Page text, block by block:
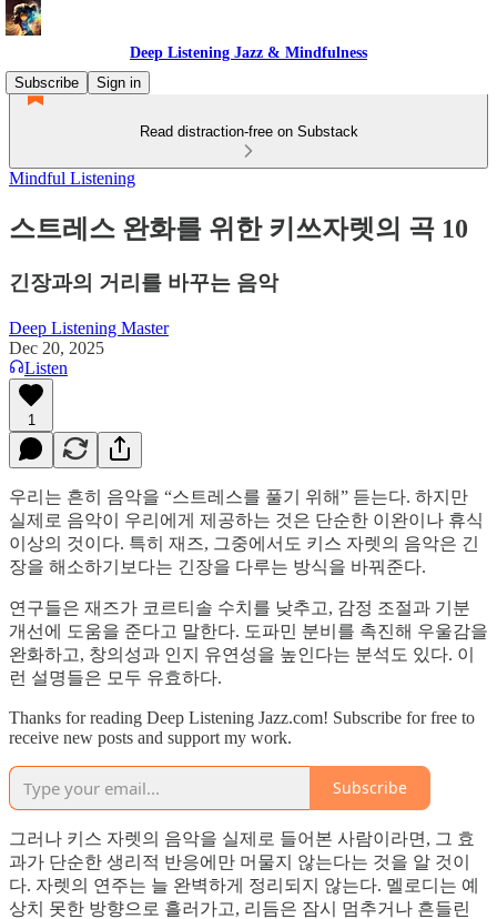
Deep Listening Jazz & Mindfulness
Subscribe
Sign in
Read distraction-free on Substack
Mindful Listening
스트레스 완화를 위한 키쓰자렛의 곡 10
긴장과의 거리를 바꾸는 음악
Deep Listening Master
Dec 20, 2025
Listen
1
우리는 흔히 음악을 “스트레스를 풀기 위해” 듣는다. 하지만
실제로 음악이 우리에게 제공하는 것은 단순한 이완이나 휴식
이상의 것이다. 특히 재즈, 그중에서도 키스 자렛의 음악은 긴
장을 해소하기보다는 긴장을 다루는 방식을 바꿔준다.
연구들은 재즈가 코르티솔 수치를 낮추고, 감정 조절과 기분
개선에 도움을 준다고 말한다. 도파민 분비를 촉진해 우울감을
완화하고, 창의성과 인지 유연성을 높인다는 분석도 있다. 이
런 설명들은 모두 유효하다.
Thanks for reading Deep Listening Jazz.com! Subscribe for free to
receive new posts and support my work.
Subscribe
그러나 키스 자렛의 음악을 실제로 들어본 사람이라면, 그 효
과가 단순한 생리적 반응에만 머물지 않는다는 것을 알 것이
다. 자렛의 연주는 늘 완벽하게 정리되지 않는다. 멜로디는 예
상치 못한 방향으로 흘러가고, 리듬은 잠시 멈추거나 흔들린